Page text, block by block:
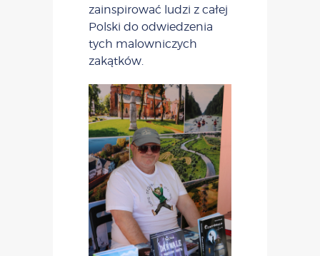
zainspirować ludzi z całej
Polski do odwiedzenia
tych malowniczych
zakątków.